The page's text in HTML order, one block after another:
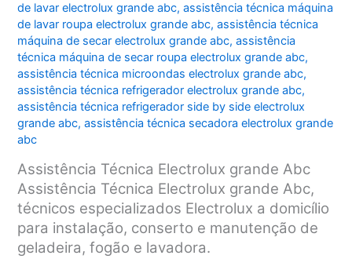
de lavar electrolux grande abc,assistência técnica máquina
de lavar roupa electrolux grande abc,assistência técnica
máquina de secar electrolux grande abc,assistência
técnica máquina de secar roupa electrolux grande abc,
assistência técnica microondas electrolux grande abc,
assistência técnica refrigerador electrolux grande abc,
assistência técnica refrigerador side by side electrolux
grande abc,assistência técnica secadora electrolux grande
abc
Assistência Técnica Electrolux grande Abc
Assistência Técnica Electrolux grande Abc,
técnicos especializados Electrolux a domicílio
para instalação, conserto e manutenção de
geladeira, fogão e lavadora.